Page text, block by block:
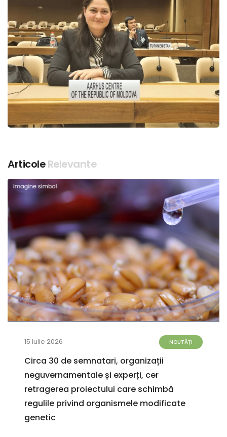
ArticoleRelevante
15 Iulie 2026 NOUTĂȚI
Circa 30 de semnatari, organizații
neguvernamentale și experți, cer
retragerea proiectului care schimbă
regulile privind organismele modificate
genetic